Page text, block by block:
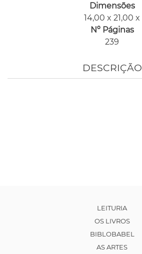
Dimensões
14,00 x 21,00 x
Nº Páginas
239
DESCRIÇÃO
LEITURIA
OS LIVROS
BIBLOBABEL
AS ARTES